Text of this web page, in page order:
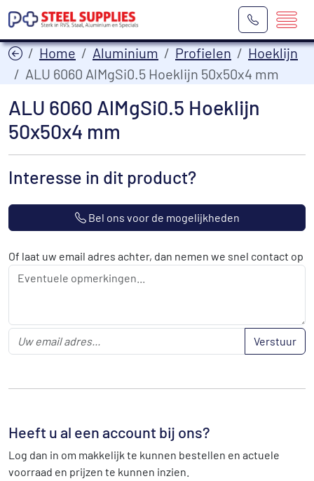
Home Aluminium Profielen
Hoeklijn
ALU 6060 AlMgSi0.5 Hoeklijn 50x50x4 mm
ALU 6060 AlMgSi0.5 Hoeklijn
50x50x4 mm
Interesse in dit product?
Bel ons voor de mogelijkheden
Of laat uw email adres achter, dan nemen we snel contact op
Verstuur
Heeft u al een account bij ons?
Log dan in om makkelijk te kunnen bestellen en actuele
voorraad en prijzen te kunnen inzien.